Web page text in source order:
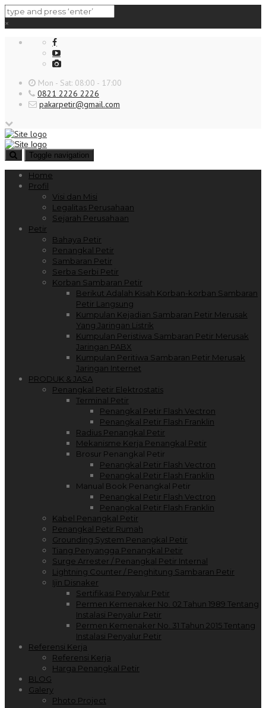
×
Mon - Sat: 08:00 - 17:00
0821 2226 2226
pakarpetir@gmail.com
Toggle navigation
Home
Profil
Visi dan Misi
Legalitas Perusahaan
Sejarah Perusahaan
Petir
Bahaya Petir
Penangkal Petir
Sambaran Petir
Serba Serbi Petir
Korban Sambaran Petir
Berikut Adalah Kisah Korban-korban Sambaran
Petir Langsung
Kumpulan Kejadian Sambaran Petir Merusak
Yang Jaringan Listrik
Kumpulan Peristiwa Sambaran Petir Merusak
Jaringan PABX
Kumpulan Peritiwa Sambaran Petir Merusak
Jaringan Internet
PRODUK & JASA
Penangkal Petir Elektrostatis
Terminal Petir
Penangkal Petir Flash Vectron
Penangkal Petir Flash Franklin
Radius Penangkal Petir
Mekanisme Kerja Penangkal Petir
Brosur Penangkal Petir
Penangkal Petir Flash Vectron
Penangkal Petir Flash Franklin
Manual Book Penangkal Petir
Penangkal Petir Flash Vectron
Penangkal Petir Flash Franklin
Kabel Penangkal Petir
Penangkal Petir Rumah
Grounding System Penangkal Petir
Tiang Penyangga Penangkal Petir
Surge Arrester / Penangkal Petir Internal
Lightning Counter / Penghitung Sambaran Petir
Ijin Disnaker
Sertifikasi Penyalur Petir
Permen Kemenaker No. 02 Tahun 1989 Tentang
Instalasi Penyalur Petir
Permen Kemenaker No. 31 Tahun 2015 Tentang
Instalasi Penyalur Petir
Referensi Kerja
Referensi Kerja
Harga Penangkal Petir
BLOG
Galery
Photo Project